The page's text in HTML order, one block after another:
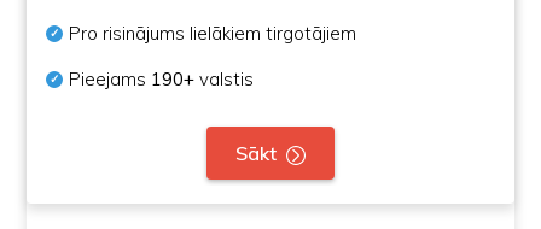
Pro risinājums lielākiem tirgotājiem
Pieejams 190+ valstis
Sākt